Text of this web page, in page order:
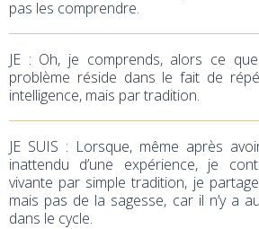
pas les comprendre.
JE : Oh, je comprends, alors ce
problème réside dans le fait de
intelligence, mais par tradition.
JE SUIS : Lorsque, même après
inattendu d’une expérience, je
vivante par simple tradition, je
mais pas de la sagesse, car il n’y a
dans le cycle.